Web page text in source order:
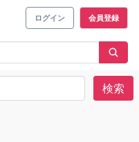
ログイン 会員登録
検索